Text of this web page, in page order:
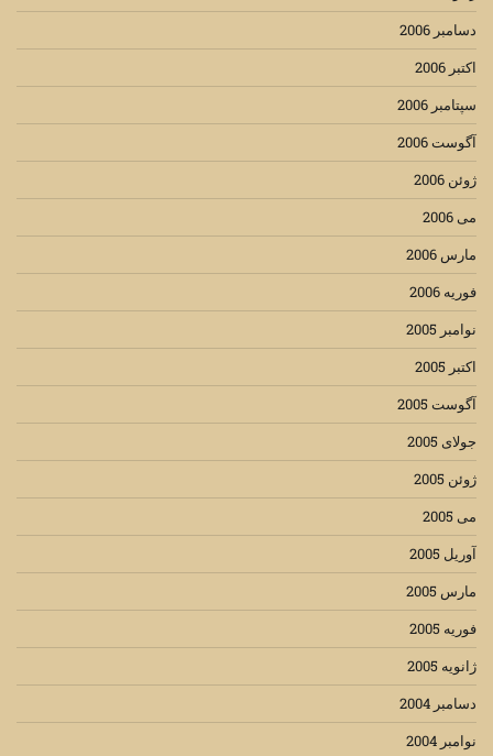
دسامبر 2006
اکتبر 2006
سپتامبر 2006
آگوست 2006
ژوئن 2006
می 2006
مارس 2006
فوریه 2006
نوامبر 2005
اکتبر 2005
آگوست 2005
جولای 2005
ژوئن 2005
می 2005
آوریل 2005
مارس 2005
فوریه 2005
ژانویه 2005
دسامبر 2004
نوامبر 2004